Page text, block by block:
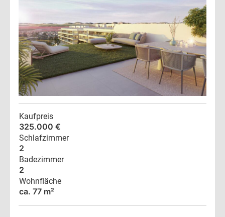
Kaufpreis
325.000 €
Schlafzimmer
2
Badezimmer
2
Wohnfläche
ca. 77 m²